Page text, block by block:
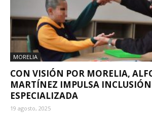
MORELIA
CON VISIÓN POR MORELIA,
MARTÍNEZ IMPULSA
ESPECIALIZADA
19 agosto, 2025